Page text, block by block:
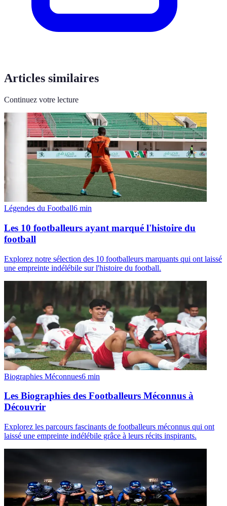
Articles similaires
Continuez votre lecture
Légendes du Football6 min
Les 10 footballeurs ayant marqué l'histoire du
football
Explorez notre sélection des 10 footballeurs marquants qui ont laissé
une empreinte indélébile sur l'histoire du football.
Biographies Méconnues6 min
Les Biographies des Footballeurs Méconnus à
Découvrir
Explorez les parcours fascinants de footballeurs méconnus qui ont
laissé une empreinte indélébile grâce à leurs récits inspirants.